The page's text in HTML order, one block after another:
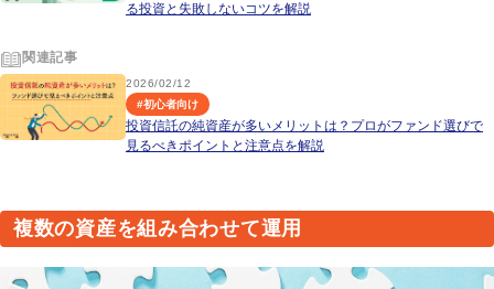
る投資と失敗しないコツを解説
関連記事
2026/02/12
#初心者向け
投資信託の純資産が多いメリットは？プロがファンド選びで
見るべきポイントと注意点を解説
複数の資産を組み合わせて運用